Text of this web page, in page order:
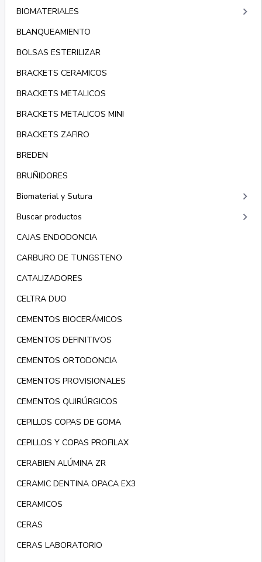
BIOMATERIALES
keyboard_arrow_right
BLANQUEAMIENTO
BOLSAS ESTERILIZAR
BRACKETS CERAMICOS
BRACKETS METALICOS
BRACKETS METALICOS MINI
BRACKETS ZAFIRO
BREDEN
BRUÑIDORES
Biomaterial y Sutura
keyboard_arrow_right
Buscar productos keyboard_arrow_right
CAJAS ENDODONCIA
CARBURO DE TUNGSTENO
CATALIZADORES
CELTRA DUO
CEMENTOS BIOCERÁMICOS
CEMENTOS DEFINITIVOS
CEMENTOS ORTODONCIA
CEMENTOS PROVISIONALES
CEMENTOS QUIRÚRGICOS
CEPILLOS COPAS DE GOMA
CEPILLOS Y COPAS PROFILAX
CERABIEN ALÚMINA ZR
CERAMIC DENTINA OPACA EX3
CERAMICOS
CERAS
CERAS LABORATORIO